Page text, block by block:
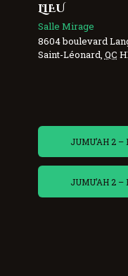
LIEU
Salle Mirage
8604 boulevard
Saint-Léonard QC
JUMU’AH 2
JUMU’AH 2